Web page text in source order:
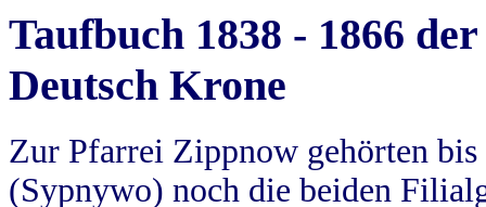
Taufbuch 1838 - 1866
Deutsch Krone
Zur Pfarrei Zippnow gehörten
(Sypnywo) noch die beiden